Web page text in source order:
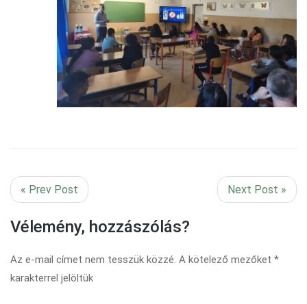
« Prev Post Next Post »
Vélemény, hozzászólás?
Az e-mail címet nem tesszük közzé. A kötelező mezőket *
karakterrel jelöltük